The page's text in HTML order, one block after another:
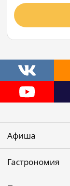
Афиша
Гастрономия